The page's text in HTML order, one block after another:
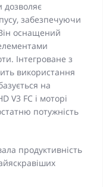
дозволяє
забезпечуючи
оснащений
Інтегроване з
використання
на
V3 FC і моторі
потужність
продуктивність